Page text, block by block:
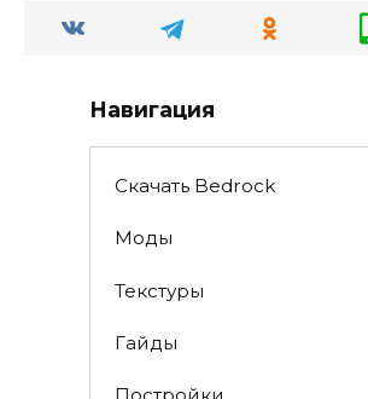
Навигация
Скачать Bedrock
Моды
Текстуры
Гайды